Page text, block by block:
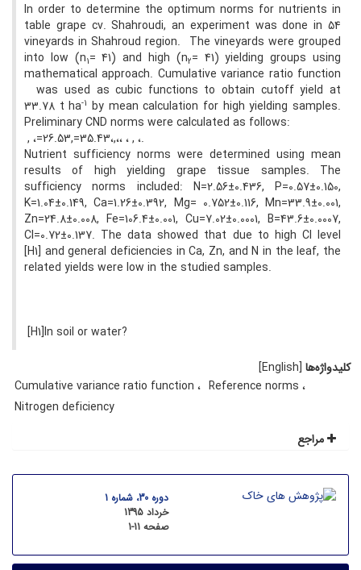
In order to determine the optimum norms for nutrients in
table grape cv. Shahroudi, an experiment was done in 54
vineyards in Shahroud region. The vineyards were grouped
into low (n1= 41) and high (n2= 41) yielding groups using
mathematical approach. Cumulative variance ratio function
was used as cubic functions to obtain cutoff yield at
33.78 t ha-1 by mean calculation for high yielding samples.
Preliminary CND norms were calculated as follows:
, ،=26.53,=35.43،,،، ، , ،.
Nutrient sufficiency norms were determined using mean
results of high yielding grape tissue samples. The
sufficiency norms included: N=2.56±0.436, P=0.57±0.150,
K=1.04±0.149, Ca=1.26±0.392, Mg= 0.752±0.116, Mn=33.9±0.001,
Zn=24.8±0.008, Fe=106.4±0.001, Cu=7.02±0.0001, B=43.6±0.0007,
Cl=0.72±0.137. The data showed that due to high Cl level
[H1] and general deficiencies in Ca, Zn, and N in the leaf, the
related yields were low in the studied samples.
[H1]In soil or water?
کلیدواژه‌ها [English]
Cumulative variance ratio function
Reference norms
Nitrogen deficiency
مراجع
دوره 30، شماره 1
خرداد 1395
صفحه 1-11